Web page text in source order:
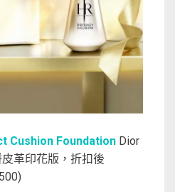
Cushion Foundation Dior
革印花版，折扣後